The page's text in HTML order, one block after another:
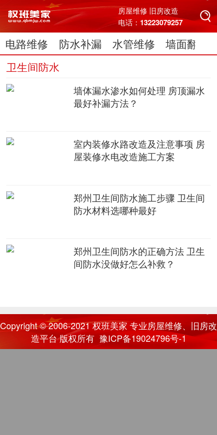
搜索
房屋维修 旧房改造
电话：13223079257
搜索
电路维修 防水补漏 水管维修
墙面翻新
电脑维修
卫生间防水
墙体漏水渗水如何处理 房顶漏水
最好补漏方法？
室内装修水路改造及注意事项 房
屋装修水电改造施工方案
郑州卫生间防水施工步骤 卫生间
防水材料选哪种最好
郑州卫生间防水的正确方法 卫生
间防水没做好怎么补救？
Copyright © 2006-2021权班美家专业房屋维修、旧房改
造平台 版权所有 豫ICP备19024796号-1